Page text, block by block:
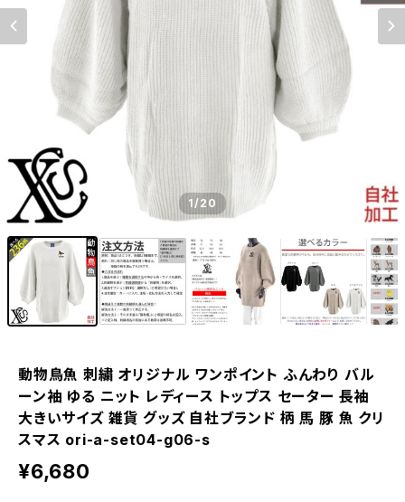
1/20
動物鳥魚 刺繍 オリジナル ワンポイント ふんわり バル
ーン袖 ゆる ニット レディース トップス セーター 長袖
大きいサイズ 雑貨 グッズ 自社ブランド 柄 馬 豚 魚 クリ
スマス ori-a-set04-g06-s
¥6,680